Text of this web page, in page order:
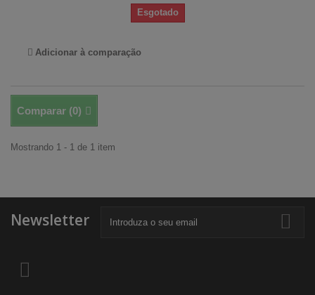
Esgotado
Adicionar à comparação
Comparar (0)
Mostrando 1 - 1 de 1 item
Newsletter